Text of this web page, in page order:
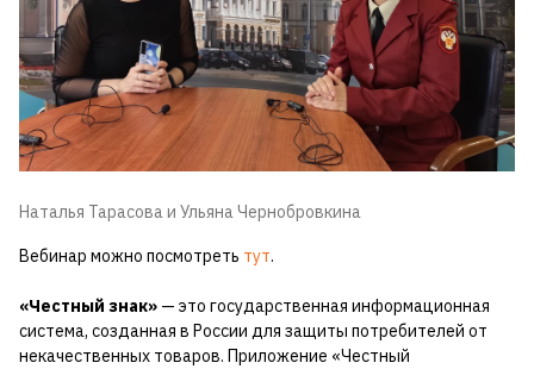
Наталья Тарасова и Ульяна Чернобровкина
Вебинар можно посмотреть тут.
«Честный знак» — это государственная информационная
система, созданная в России для защиты потребителей от
некачественных товаров. Приложение «Честный